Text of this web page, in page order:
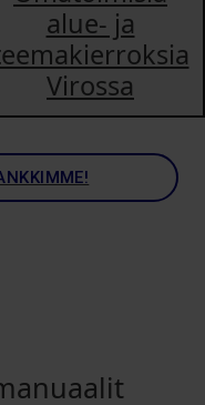
alue- ja
Virossa